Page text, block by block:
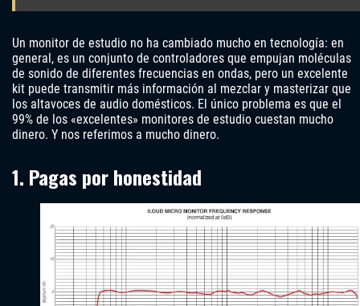
Un monitor de estudio no ha cambiado mucho en tecnología: en
general, es un conjunto de controladores que empujan moléculas
de sonido de diferentes frecuencias en ondas, pero un excelente
kit puede transmitir más información al mezclar y masterizar que
los altavoces de audio domésticos. El único problema es que el
99% de los «excelentes» monitores de estudio cuestan mucho
dinero. Y nos referimos a mucho dinero.
1. Pagas por honestidad